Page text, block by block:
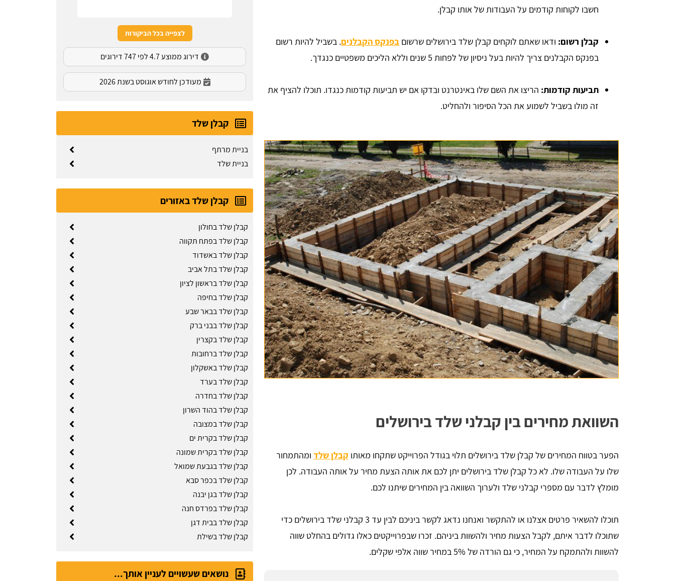
חשבו לקוחות קודמים על העבודות של אותו קבלן.
קבלן רשום: ודאו שאתם לוקחים קבלן שלד בירושלים שרשום בפנקס הקבלנים. בשביל להיות רשום
בפנקס הקבלנים צריך להיות בעל ניסיון של לפחות 5 שנים וללא הליכים משפטיים כנגדך.
תביעות קודמות: הריצו את השם שלו באינטרנט ובדקו אם יש תביעות קודמות כנגדו. תוכלו להציף את
זה מולו בשביל לשמוע את הכל הסיפור ולהחליט.
השוואת מחירים בין קבלני שלד בירושלים
הפער בטווח המחירים של קבלן שלד בירושלים תלוי בגודל הפרוייקט שתקחו מאותו קבלן שלד ומהתמחור
שלו על העבודה שלו. לא כל קבלן שלד בירושלים יתן לכם את אותה הצעת מחיר על אותה העבודה. לכן
מומלץ לדבר עם מספרי קבלני שלד ולערוך השוואה בין המחירים שיתנו לכם.
תוכלו להשאיר פרטים אצלנו או להתקשר ואנחנו נדאג לקשר ביניכם לבין עד 3 קבלני שלד בירושלים כדי
שתוכלו לדבר איתם, לקבל הצעות מחיר ולהשוות ביניהם. זכרו שבפרוייקטים כאלו גדולים בהחלט שווה
להשוות ולהתמקח על המחיר, כי גם הורדה של 5% במחיר שווה אלפי שקלים.
לצפייה בכל הביקורות
דירוג ממוצע 4.7 לפי 747 דירוגים
מעודכן לחודש אוגוסט בשנת 2026
קבלן שלד
בניית מרתף
בניית שלד
קבלן שלד באזורים
קבלן שלד בחולון
קבלן שלד בפתח תקווה
קבלן שלד באשדוד
קבלן שלד בתל אביב
קבלן שלד בראשון לציון
קבלן שלד בחיפה
קבלן שלד בבאר שבע
קבלן שלד בבני ברק
קבלן שלד בקצרין
קבלן שלד ברחובות
קבלן שלד באשקלון
קבלן שלד בערד
קבלן שלד בחדרה
קבלן שלד בהוד השרון
קבלן שלד במצובה
קבלן שלד בקרית ים
קבלן שלד בקרית שמונה
קבלן שלד בגבעת שמואל
קבלן שלד בכפר סבא
קבלן שלד בגן יבנה
קבלן שלד בפרדס חנה
קבלן שלד בבית דגן
קבלן שלד בשילת
נושאים שעשויים לעניין אותך...